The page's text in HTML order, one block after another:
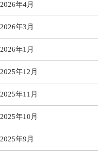
2026年4月
2026年3月
2026年1月
2025年12月
2025年11月
2025年10月
2025年9月